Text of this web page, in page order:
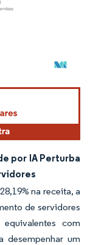
conforme CC BY 4.0.
por IA Perturba
na receita, a
de servidores
com
desempenhar um